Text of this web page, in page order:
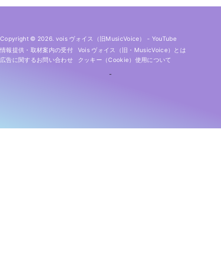
Copyright © 2026. vois ヴォイス（旧MusicVoice） - YouTube
情報提供・取材案内の受付
Vois ヴォイス（旧・MusicVoice）とは
広告に関するお問い合わせ
クッキー（cookie）使用について
-